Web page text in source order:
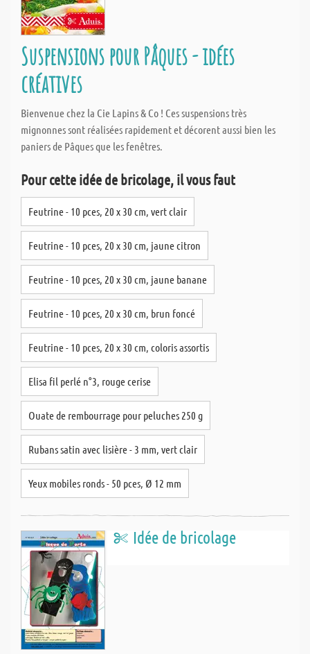
Suspensions pour Pâques - idées
créatives
Bienvenue chez la Cie Lapins & Co ! Ces suspensions très
mignonnes sont réalisées rapidement et décorent aussi bien les
paniers de Pâques que les fenêtres.
Pour cette idée de bricolage, il vous faut
Feutrine - 10 pces, 20 x 30 cm, vert clair
Feutrine - 10 pces, 20 x 30 cm, jaune citron
Feutrine - 10 pces, 20 x 30 cm, jaune banane
Feutrine - 10 pces, 20 x 30 cm, brun foncé
Feutrine - 10 pces, 20 x 30 cm, coloris assortis
Elisa fil perlé n°3, rouge cerise
Ouate de rembourrage pour peluches 250 g
Rubans satin avec lisière - 3 mm, vert clair
Yeux mobiles ronds - 50 pces, Ø 12 mm
Idée de bricolage